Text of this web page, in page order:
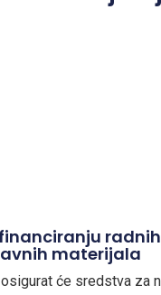
materijala
će sredstva za